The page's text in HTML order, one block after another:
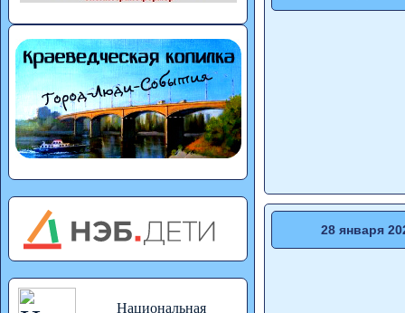
Национальная
28 января